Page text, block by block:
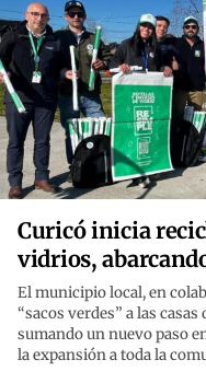
Curicó inicia
vidrios,
El municipio local, en
“sacos verdes” a las
sumando un nuevo paso
la expansión a toda la